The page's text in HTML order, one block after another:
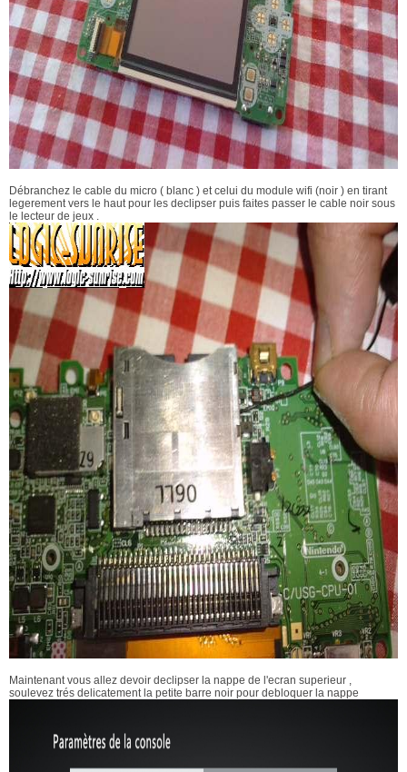
Débranchez le cable du micro ( blanc ) et celui du module wifi (noir ) en tirant
legerement vers le haut pour les declipser puis faites passer le cable noir sous
le lecteur de jeux .
Maintenant vous allez devoir declipser la nappe de l'ecran superieur ,
soulevez trés delicatement la petite barre noir pour debloquer la nappe